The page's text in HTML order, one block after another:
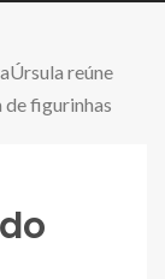
reúne
de figurinhas